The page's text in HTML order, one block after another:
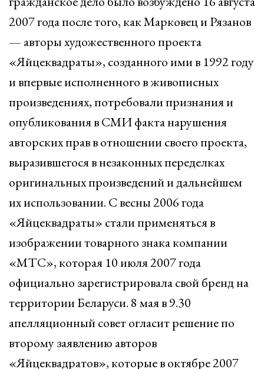
2007 года после того, как Марковец и Рязанов
— авторы художественного проекта
«Яйцеквадраты», созданного ими в 1992 году
и впервые исполненного в живописных
произведениях, потребовали признания и
опубликования в СМИ факта нарушения
авторских прав в отношении своего проекта,
выразившегося в незаконных переделках
оригинальных произведений и дальнейшем
их использовании. С весны 2006 года
«Яйцеквадраты» стали применяться в
изображении товарного знака компании
«МТС», которая 10 июля 2007 года
официально зарегистрировала свой бренд на
территории Беларуси. 8 мая в 9.30
апелляционный совет огласит решение по
второму заявлению авторов
«Яйцеквадратов», которые в октябре 2007